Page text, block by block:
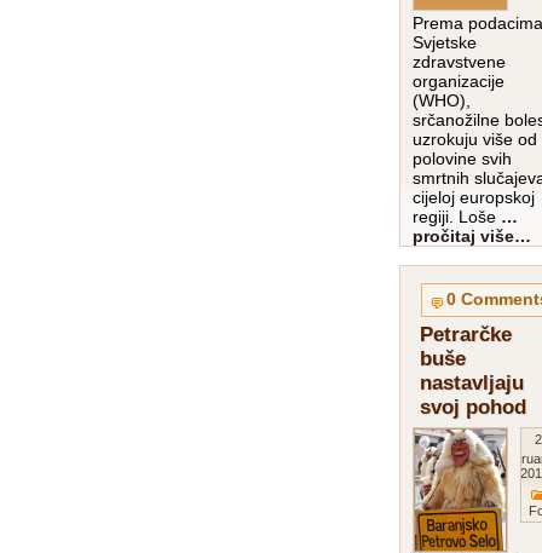
Prema podacima
Svjetske
zdravstvene
organizacije
(WHO),
srčanožilne
uzrokuju više od
polovine svih
smrtnih
cijeloj europskoj
regiji. Loše …
pročitaj više…
0
Petrarčke
buše
nastavljaju
svoj pohod